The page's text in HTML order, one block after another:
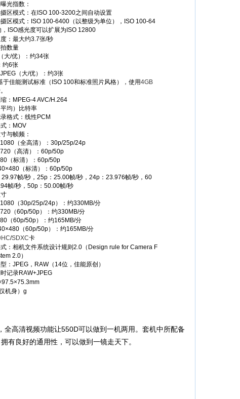
光指数：
区模式：在ISO 100-3200之间自动设置
区模式：ISO 100-6400（以整级为单位），ISO 100-64
ISO感光度可以扩展为ISO 12800
：最大约3.7张/秒
数量
大/优）：约34张
约6张
（大/优）：约3张
于佳能测试标准（ISO 100和标准照片风格），使用4GB
：MPEG-4 AVC/H.264
均）比特率
格式：线性PCM
：MOV
与帧频：
（全高清）：30p/25p/24p
（高清）：60p/50p
（标清）：60p/50p
（标清）：60p/50p
帧/秒，25p：25.00帧/秒，24p：23.976帧/秒，60
帧/秒，50p：50.00帧/秒
（30p/25p/24p）：约330MB/分
（60p/50p）：约330MB/分
（60p/50p）：约165MB/分
（60p/50p）：约165MB/分
/SDXC卡
：相机文件系统设计规则2.0（Design rule for Camera F
2.0）
：JPEG，RAW（14位，佳能原创）
记录RAW+JPEG
机身）g
高清视频功能让550D可以做到一机两用。套机中所配备
有良好的通用性，可以做到一镜走天下。